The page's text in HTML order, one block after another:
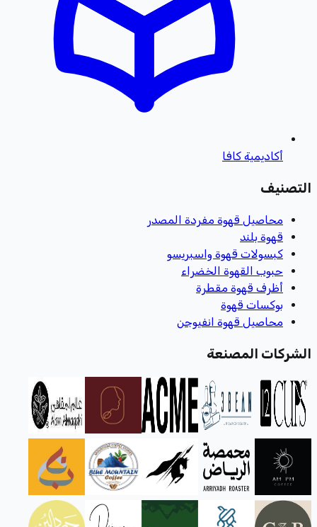
أكاديمية كافا
التصنيف
محاصيل قهوة مفردة المصدر
قهوة بلند
كبسولات قهوة واسبريسو
حبوب القهوة الخضراء
أظرف قهوة مقطرة
بوكسات قهوة
محاصيل قهوة انفيوجن
الشركات المصنعة